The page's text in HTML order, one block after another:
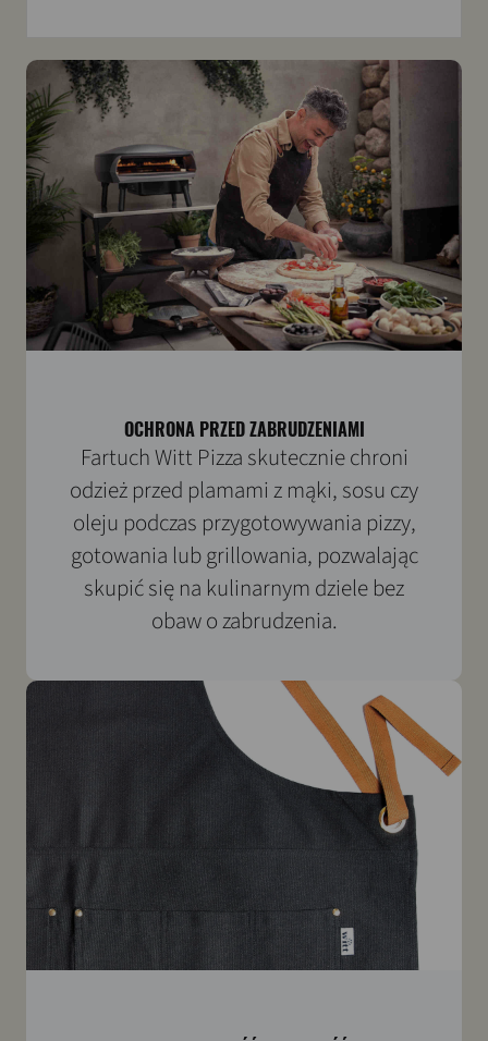
OCHRONA PRZED ZABRUDZENIAMI
Fartuch Witt Pizza skutecznie chroni
odzież przed plamami z mąki, sosu czy
oleju podczas przygotowywania pizzy,
gotowania lub grillowania, pozwalając
skupić się na kulinarnym dziele bez
obaw o zabrudzenia.